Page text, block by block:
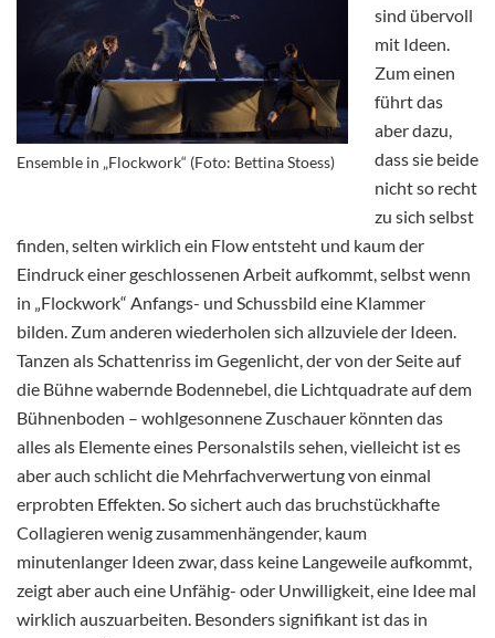
Ensemble in „Flockwork“ (Foto: Bettina Stoess)
sind übervoll
mit Ideen.
Zum einen
führt das
aber dazu,
dass sie beide
nicht so recht
zu sich selbst
finden, selten wirklich ein Flow entsteht und kaum der
Eindruck einer geschlossenen Arbeit aufkommt, selbst wenn
in „Flockwork“ Anfangs- und Schussbild eine Klammer
bilden. Zum anderen wiederholen sich allzuviele der Ideen.
Tanzen als Schattenriss im Gegenlicht, der von der Seite auf
die Bühne wabernde Bodennebel, die Lichtquadrate auf dem
Bühnenboden – wohlgesonnene Zuschauer könnten das
alles als Elemente eines Personalstils sehen, vielleicht ist es
aber auch schlicht die Mehrfachverwertung von einmal
erprobten Effekten. So sichert auch das bruchstückhafte
Collagieren wenig zusammenhängender, kaum
minutenlanger Ideen zwar, dass keine Langeweile aufkommt,
zeigt aber auch eine Unfähig- oder Unwilligkeit, eine Idee mal
wirklich auszuarbeiten. Besonders signifikant ist das in